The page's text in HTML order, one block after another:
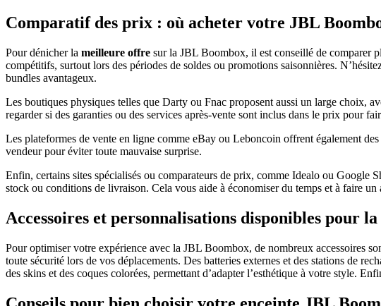
Comparatif des prix : où acheter votre JBL
Pour dénicher la meilleure offre sur la JBL Boombox, il est conseillé de comparer
compétitifs, surtout lors des périodes de soldes ou promotions saisonnières.
bundles avantageux.
Les boutiques physiques telles que Darty ou Fnac proposent aussi un large choix,
regarder si des garanties ou des services après-vente sont inclus dans le prix pour
Les plateformes de vente en ligne comme eBay ou Leboncoin offrent également
vendeur pour éviter toute mauvaise surprise.
Enfin, certains sites spécialisés ou comparateurs de prix, comme Idealo ou Google
stock ou conditions de livraison. Cela vous aide à économiser du temps et à faire un
Accessoires et personnalisations disponibles pour
Pour optimiser votre expérience avec la JBL Boombox, de nombreux accessoires
toute sécurité lors de vos déplacements. Des batteries externes et des stations de
des skins et des coques colorées, permettant d’adapter l’esthétique à votre style.